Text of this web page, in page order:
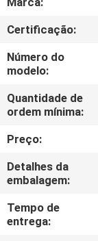
FÁBRICA
CONTROLE
DA
QUALIDADE
NOS
NOTÍCIA
Certificação:
Número do
modelo:
Quantidade de
ordem mínima:
Preço:
Detalhes da
embalagem:
Tempo de
entrega: